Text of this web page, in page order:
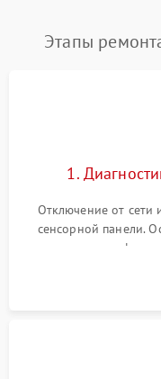
Этапы
1.
Отключение от сети
сенсорной панели.
проверка
клиента о